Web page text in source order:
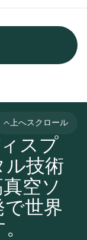
スプ
ル技術
空ソ
世界
上へスクロール